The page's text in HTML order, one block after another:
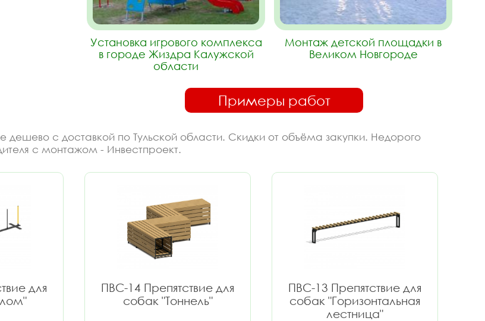
Установка игрового комплекса
в городе Жиздра Калужской
области
Монтаж детской площадки в
Великом Новгороде
Примеры работ
дешево с доставкой по Тульской области. Скидки от объёма закупки. Недорого
с монтажом - Инвестпроект.
для
ПВС-14 Препятствие для
собак "Тоннель"
ПВС-13 Препятствие для
собак "Горизонтальная
лестница"